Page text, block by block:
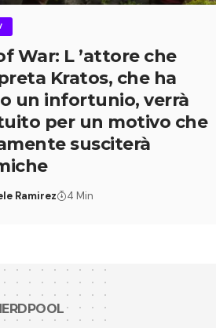
War: L ’attore che
Kratos, che ha
un infortunio, verrà
per un motivo che
susciterà
Ramirez 4 Min